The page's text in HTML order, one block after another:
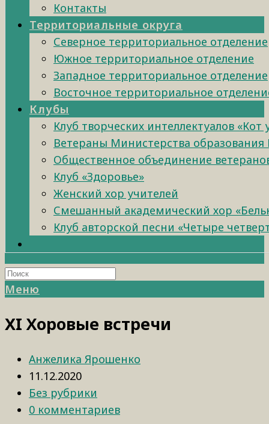
Контакты
Территориальные округа
Северное территориальное отделение
Южное территориальное отделение
Западное территориальное отделение
Восточное территориальное
Клубы
Клуб творческих интеллектуалов «Кот
Ветераны Министерства образования
Общественное объединение
Клуб «Здоровье»
Женский хор учителей
Смешанный академический хор
Клуб авторской песни «Четыре
Меню
XI Хоровые встречи
Анжелика Ярошенко
11.12.2020
Без рубрики
0 комментариев